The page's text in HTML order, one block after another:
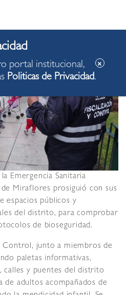
Emergencia Sanitaria
Miraflores prosiguió con sus
espacios públicos y
del distrito, para comprobar
de bioseguridad.
Control, junto a miembros de
paletas informativas,
calles y puentes del distrito
de adultos acompañados de
portal institucional,
Politicas de Privacidad.